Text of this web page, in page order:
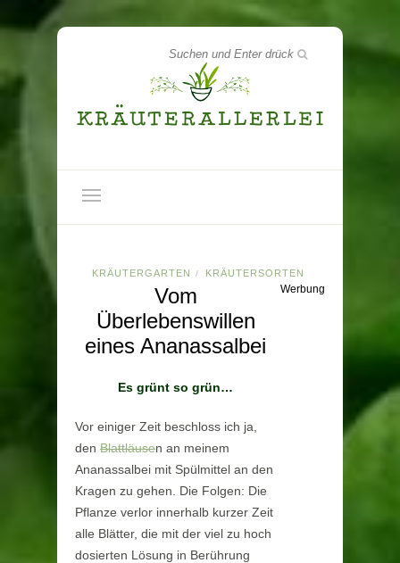
KRÄUTERGARTEN / KRÄUTERSORTEN
Vom
Überlebenswillen
eines Ananassalbei
Werbung
Es grünt so grün…
Vor einiger Zeit beschloss ich ja,
den Blattläusen an meinem
Ananassalbei mit Spülmittel an den
Kragen zu gehen. Die Folgen: Die
Pflanze verlor innerhalb kurzer Zeit
alle Blätter, die mit der viel zu hoch
dosierten Lösung in Berührung